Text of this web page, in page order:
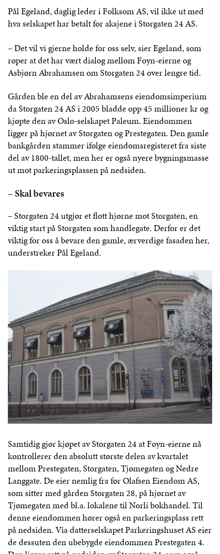
Pål Egeland, daglig leder i Folksom AS, vil ikke ut med
hva selskapet har betalt for aksjene i Storgaten 24 AS.
– Det vil vi gjerne holde for oss selv, sier Egeland, som
røper at det har vært dialog mellom Foyn-eierne og
Asbjørn Abrahamsen om Storgaten 24 over lengre tid.
Gården ble en del av Abrahamsens eiendomsimperium
da Storgaten 24 AS i 2005 bladde opp 45 millioner kr og
kjøpte den av Oslo-selskapet Paleum. Eiendommen
ligger på hjørnet av Storgaten og Prestegaten. Den gamle
bankgården stammer ifølge eiendomsregisteret fra siste
del av 1800-tallet, men her er også nyere bygningsmasse
ut mot parkeringsplassen på nedsiden.
– Skal bevares
– Storgaten 24 utgjør et flott hjørne mot Storgaten, en
viktig start på Storgaten som handlegate. Derfor er det
viktig for oss å bevare den gamle, ærverdige fasaden her,
understreker Pål Egeland.
Samtidig gjør kjøpet av Storgaten 24 at Foyn-eierne nå
kontrollerer den absolutt største delen av kvartalet
mellom Prestegaten, Storgaten, Tjømegaten og Nedre
Langgate. De eier nemlig fra før Olafsen Eiendom AS,
som sitter med gården Storgaten 28, på hjørnet av
Tjømegaten med bl.a. lokalene til Norli bokhandel. Til
denne eiendommen hører også en parkeringsplass rett
på nedsiden. Via datterselskapet Parkeringshuset AS eier
de dessuten den ubebygde eiendommen Prestegaten 4.